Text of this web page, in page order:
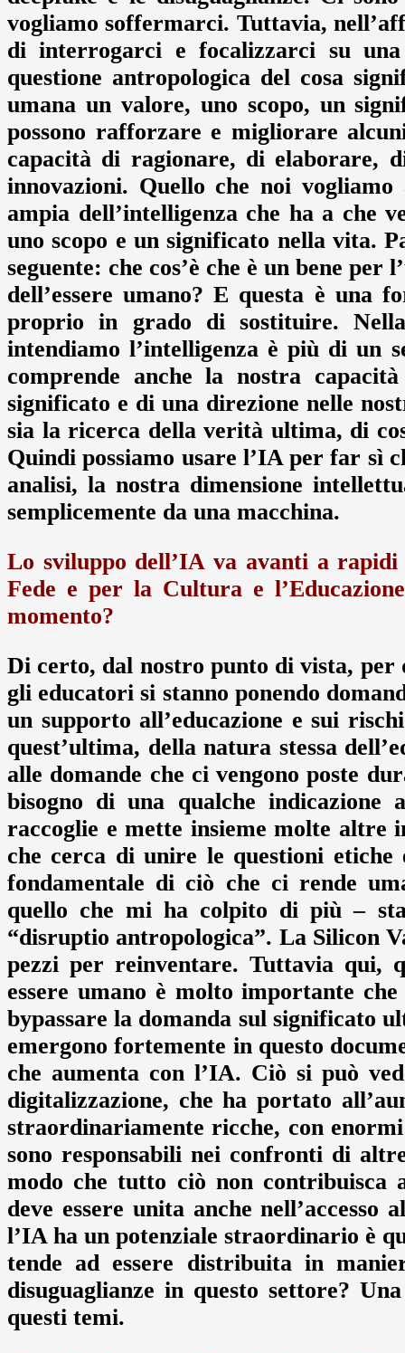
vogliamo soffermarci. Tuttavia,
di interrogarci e focalizzarci su
questione antropologica del cosa
umana un valore, uno scopo, un
possono rafforzare e migliorare
capacità di ragionare, di elaborare,
innovazioni. Quello che noi
ampia dell’intelligenza che ha a che
uno scopo e un significato nella vita.
seguente: che cos’è che è un bene per
dell’essere umano? E questa è una
proprio in grado di sostituire.
intendiamo l’intelligenza è più di un
comprende anche la nostra
significato e di una direzione nelle
sia la ricerca della verità ultima, di
Quindi possiamo usare l’IA per far sì
analisi, la nostra dimensione
semplicemente da una macchina.
Lo sviluppo dell’IA va avanti a
Fede e per la Cultura e
momento?
Di certo, dal nostro punto di vista,
gli educatori si stanno ponendo
un supporto all’educazione e sui
quest’ultima, della natura stessa
alle domande che ci vengono poste
bisogno di una qualche
raccoglie e mette insieme molte altre
che cerca di unire le questioni
fondamentale di ciò che ci rende
quello che mi ha colpito di più –
“disruptio antropologica”. La Silicon
pezzi per reinventare. Tuttavia qui,
essere umano è molto importante
bypassare la domanda sul significato
emergono fortemente in questo
che aumenta con l’IA. Ciò si può
digitalizzazione, che ha portato
straordinariamente ricche, con
sono responsabili nei confronti di
modo che tutto ciò non contribuisca
deve essere unita anche
l’IA ha un potenziale straordinario è
tende ad essere distribuita in
disuguaglianze in questo settore?
questi temi.